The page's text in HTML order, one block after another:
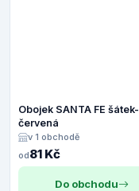
Obojek SANTA FE šátek-
červená
v 1 obchodě
od81 Kč
Do obchodu